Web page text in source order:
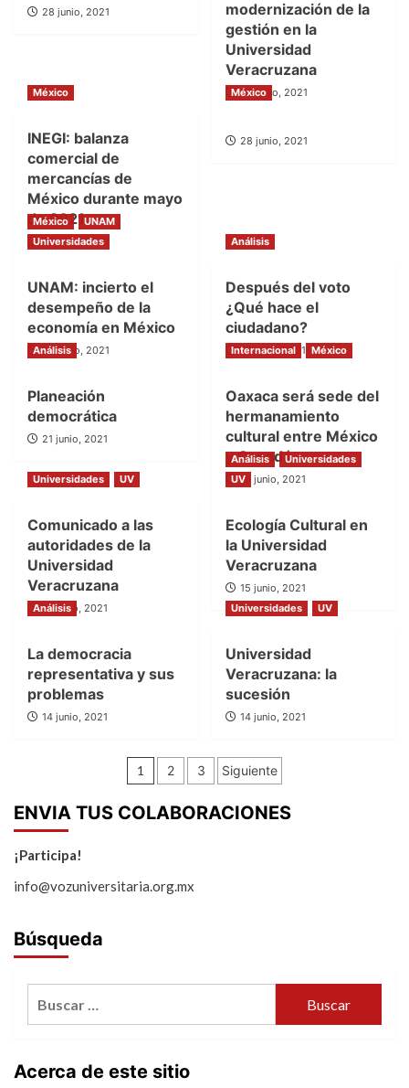
28 junio, 2021
modernización de la
gestión en la
Universidad
Veracruzana
28 junio, 2021
México
INEGI: balanza
comercial de
mercancías de
México durante mayo
de 2021
28 junio, 2021
México
28 junio, 2021
México
UNAM
Universidades
UNAM: incierto el
desempeño de la
economía en México
28 junio, 2021
Análisis
Después del voto
¿Qué hace el
ciudadano?
21 junio, 2021
Análisis
Planeación
democrática
21 junio, 2021
Internacional México
Oaxaca será sede del
hermanamiento
cultural entre México
y Canadá
16 junio, 2021
Universidades UV
Comunicado a las
autoridades de la
Universidad
Veracruzana
16 junio, 2021
Análisis
Universidades
UV
Ecología Cultural en
la Universidad
Veracruzana
15 junio, 2021
Análisis
La democracia
representativa y sus
problemas
14 junio, 2021
Universidades UV
Universidad
Veracruzana: la
sucesión
14 junio, 2021
Paginación
de
entradas
1 2 3 Siguiente
ENVIA TUS COLABORACIONES
¡Participa!
info@vozuniversitaria.org.mx
Búsqueda
Acerca de este sitio